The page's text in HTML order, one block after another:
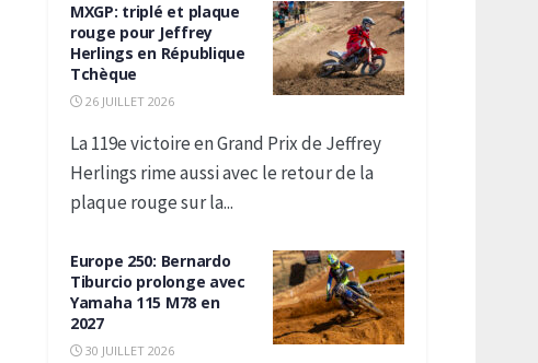
MXGP: triplé et plaque
rouge pour Jeffrey
Herlings en République
Tchèque
26 JUILLET 2026
La 119e victoire en Grand Prix de Jeffrey
Herlings rime aussi avec le retour de la
plaque rouge sur la...
Europe 250: Bernardo
Tiburcio prolonge avec
Yamaha 115 M78 en
2027
30 JUILLET 2026